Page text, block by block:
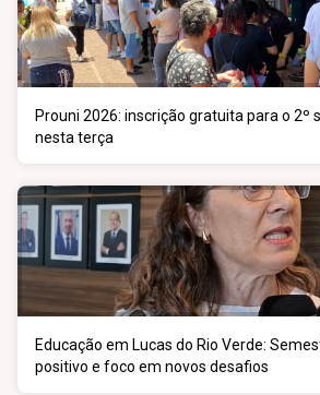
Prouni 2026: inscrição gratuita para o 2º
nesta terça
Educação em Lucas do Rio Verde:
positivo e foco em novos desafios